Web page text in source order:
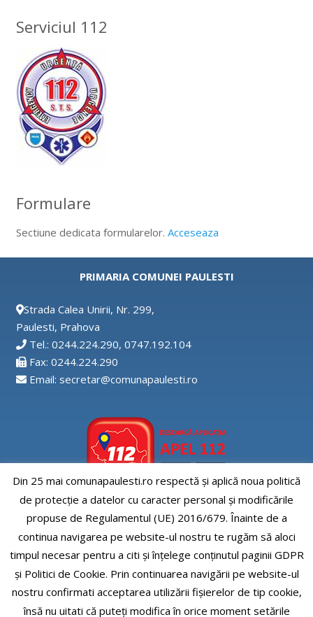
Serviciul 112
Formulare
Sectiune dedicata formularelor. Acceseaza
PRIMARIA COMUNEI PAULESTI
Strada Calea Unirii, Nr. 299,
Paulesti, Prahova
Tel.: 0244.224.290, 0747.192.104
Fax: 0244.224.290
Email: secretar@comunapaulesti.ro
Aplicatia APEL112
Comuna Paulesti, judet Prahova
Din 25 mai comunapaulesti.ro respectă și aplică noua politică
de protecție a datelor cu caracter personal și modificările
propuse de Regulamentul (UE) 2016/679. Înainte de a
continua navigarea pe website-ul nostru te rugăm să aloci
timpul necesar pentru a citi și înțelege conținutul paginii GDPR
și Politici de Cookie. Prin continuarea navigării pe website-ul
nostru confirmati acceptarea utilizării fişierelor de tip cookie,
însă nu uitati că puteți modifica în orice moment setările